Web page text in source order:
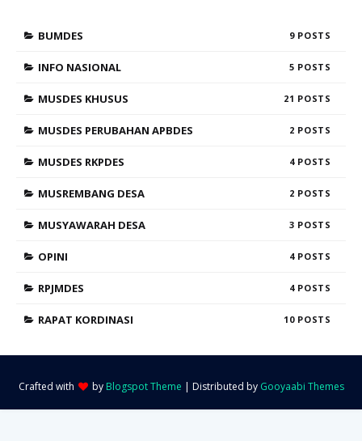
BUMDES 9
INFO NASIONAL 5
MUSDES KHUSUS 21
MUSDES PERUBAHAN APBDES 2
MUSDES RKPDES 4
MUSREMBANG DESA 2
MUSYAWARAH DESA 3
OPINI 4
RPJMDES 4
RAPAT KORDINASI 10
Crafted with by Blogspot Theme | Distributed by Gooyaabi Themes